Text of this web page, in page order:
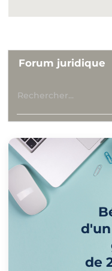
Forum juridique
de